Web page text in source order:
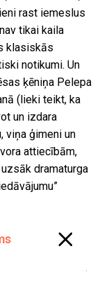
rast iemeslus
tikai kaila
klasiskās
notikumi. Un
ķēniņa Pelepa
(lieki teikt, ka
un izdara
viņa ģimeni un
attiecībām,
dramaturga
materiāla
par
refleksiju par